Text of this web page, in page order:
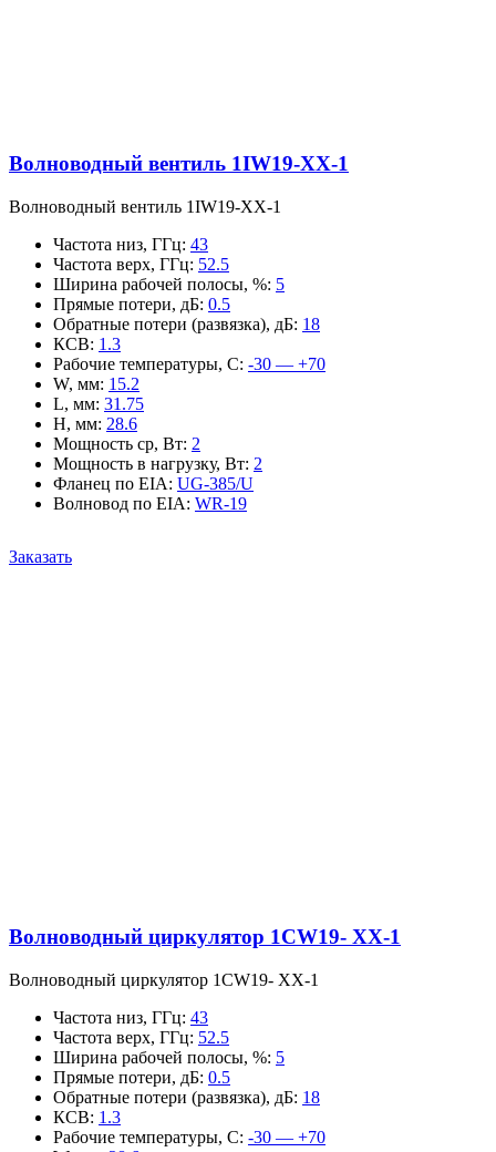
Волноводный вентиль 1IW19-XX-1
Волноводный вентиль 1IW19-XX-1
Частота низ, ГГц: 43
Частота верх, ГГц: 52.5
Ширина рабочей полосы, %: 5
Прямые потери, дБ: 0.5
Обратные потери (развязка), дБ: 18
КСВ: 1.3
Рабочие температуры, С: -30 — +70
W, мм: 15.2
L, мм: 31.75
H, мм: 28.6
Мощность ср, Вт: 2
Мощность в нагрузку, Вт: 2
Фланец по EIA: UG-385/U
Волновод по EIA: WR-19
Заказать
Волноводный циркулятор 1CW19- XX-1
Волноводный циркулятор 1CW19- XX-1
Частота низ, ГГц: 43
Частота верх, ГГц: 52.5
Ширина рабочей полосы, %: 5
Прямые потери, дБ: 0.5
Обратные потери (развязка), дБ: 18
КСВ: 1.3
Рабочие температуры, С: -30 — +70